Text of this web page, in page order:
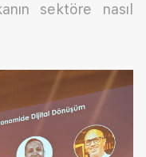
sektöre nasıl